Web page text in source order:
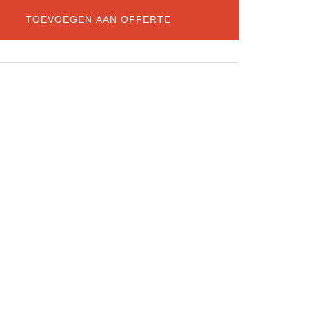
TOEVOEGEN AAN OFFERTE